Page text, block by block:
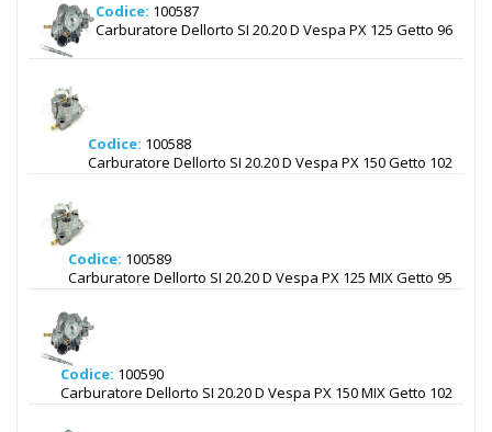
Codice: 100587
Carburatore Dellorto SI 20.20 D Vespa PX 125 Getto 96
Codice: 100588
Carburatore Dellorto SI 20.20 D Vespa PX 150 Getto 102
Codice: 100589
Carburatore Dellorto SI 20.20 D Vespa PX 125 MIX Getto 95
Codice: 100590
Carburatore Dellorto SI 20.20 D Vespa PX 150 MIX Getto 102